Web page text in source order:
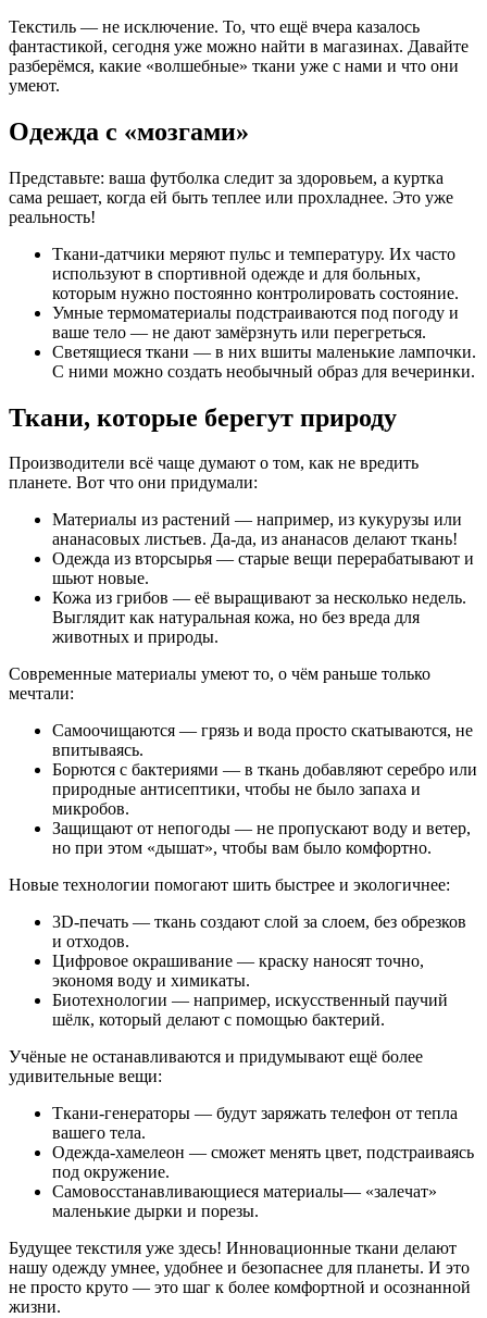
Текстиль — не исключение. То, что ещё вчера казалось
фантастикой, сегодня уже можно найти в магазинах. Давайте
разберёмся, какие «волшебные» ткани уже с нами и что они
умеют.
Одежда с «мозгами»
Представьте: ваша футболка следит за здоровьем, а куртка
сама решает, когда ей быть теплее или прохладнее. Это уже
реальность!
Ткани‑датчики меряют пульс и температуру. Их часто
используют в спортивной одежде и для больных,
которым нужно постоянно контролировать состояние.
Умные термоматериалы подстраиваются под погоду и
ваше тело — не дают замёрзнуть или перегреться.
Светящиеся ткани — в них вшиты маленькие лампочки.
С ними можно создать необычный образ для вечеринки.
Ткани, которые берегут природу
Производители всё чаще думают о том, как не вредить
планете. Вот что они придумали:
Материалы из растений — например, из кукурузы или
ананасовых листьев. Да‑да, из ананасов делают ткань!
Одежда из вторсырья — старые вещи перерабатывают и
шьют новые.
Кожа из грибов — её выращивают за несколько недель.
Выглядит как натуральная кожа, но без вреда для
животных и природы.
Современные материалы умеют то, о чём раньше только
мечтали:
Самоочищаются — грязь и вода просто скатываются, не
впитываясь.
Борются с бактериями — в ткань добавляют серебро или
природные антисептики, чтобы не было запаха и
микробов.
Защищают от непогоды — не пропускают воду и ветер,
но при этом «дышат», чтобы вам было комфортно.
Новые технологии помогают шить быстрее и экологичнее:
3D‑печать — ткань создают слой за слоем, без обрезков
и отходов.
Цифровое окрашивание — краску наносят точно,
экономя воду и химикаты.
Биотехнологии — например, искусственный паучий
шёлк, который делают с помощью бактерий.
Учёные не останавливаются и придумывают ещё более
удивительные вещи:
Ткани‑генераторы — будут заряжать телефон от тепла
вашего тела.
Одежда‑хамелеон — сможет менять цвет, подстраиваясь
под окружение.
Самовосстанавливающиеся материалы— «залечат»
маленькие дырки и порезы.
Будущее текстиля уже здесь! Инновационные ткани делают
нашу одежду умнее, удобнее и безопаснее для планеты. И это
не просто круто — это шаг к более комфортной и осознанной
жизни.